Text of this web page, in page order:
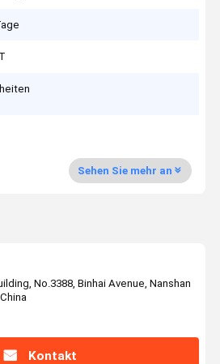
Sehen Sie mehr an
No.3388, Binhai Avenue, Nanshan
Kontakt